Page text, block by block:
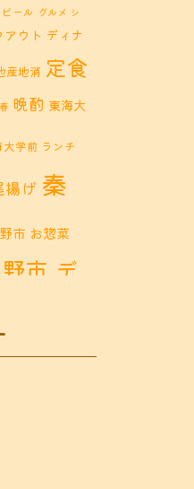
ール グルメ シ
アウト ディナ
産地消 定食
春 晩酌 東海大
大学前 ランチ
揚げ 秦
市 お惣菜
市 デ
カフェ